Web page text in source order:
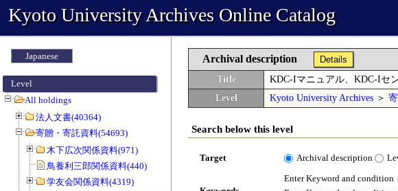
Kyoto University Archives Online Catalog
Japanese
Level
All holdings
法人文書(40364)
寄贈・寄託資料(54693)
木下広次関係資料(971)
鳥養利三郎関係資料(440)
学友会関係資料(4319)
Archival description
Details
Title
KDC-Iマニュアル、KDC-Iセ
Level
Kyoto University Archives ＞
Search below this level
Target Archival description
Enter Keyword and condition